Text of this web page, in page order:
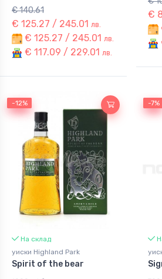
€ 140.61
€ 125.27 / 245.01 лв.
€ 125.27 / 245.01 лв.
€ 117.09 / 229.01 лв.
€
-12%
-12%
На склад
уиски Highland Park
Spirit of the bear
-7%
-7%